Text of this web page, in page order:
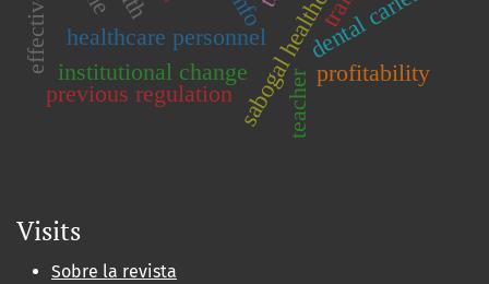
healthcare personnel
institutional change
dental caries
teacher
previous regulation
profitability
Visits
Sobre la revista